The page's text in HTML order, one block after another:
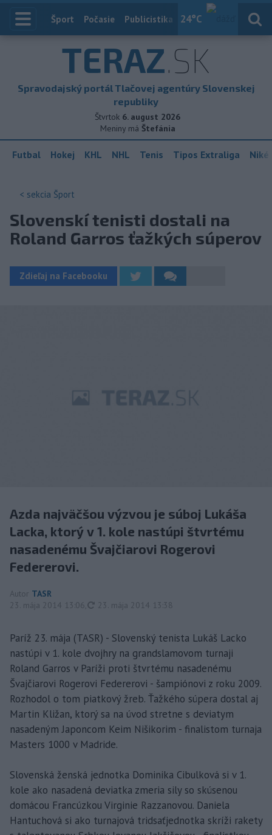
24°C
Index
Šport Počasie Publicistika Slovensko
TERAZ.SK
Spravodajský portál Tlačovej agentúry Slovenskej
republiky
Štvrtok 6. august 2026
Meniny má Štefánia
Futbal Hokej KHL NHL Tenis Tipos Extraliga
< sekcia Šport
Slovenskí tenisti dostali na
Roland Garros ťažkých súperov
Zdieľaj na Facebooku
Azda najväčšou výzvou je súboj Lukáša
Lacka, ktorý v 1. kole nastúpi štvrtému
nasadenému Švajčiarovi Rogerovi
Federerovi.
Autor TASR
23. mája 2014 13:06
aktualizované
23. mája 2014 13:38
Paríž 23. mája (TASR) - Slovenský tenista Lukáš Lacko
nastúpi v 1. kole dvojhry na grandslamovom turnaji
Roland Garros v Paríži proti štvrtému nasadenému
Švajčiarovi Rogerovi Federerovi - šampiónovi z roku 2009.
Rozhodol o tom piatkový žreb. Ťažkého súpera dostal aj
Martin Kližan, ktorý sa na úvod stretne s deviatym
nasadeným Japoncom Keim Nišikorim - finalistom turnaja
Masters 1000 v Madride.
Slovenská ženská jednotka Dominika Cibulková si v 1.
kole ako nasadená deviatka zmeria sily so skúsenou
domácou Francúzkou Virginie Razzanovou. Daniela
Hantuchová si ako turnajová tridsaťjednotka skríži rakety